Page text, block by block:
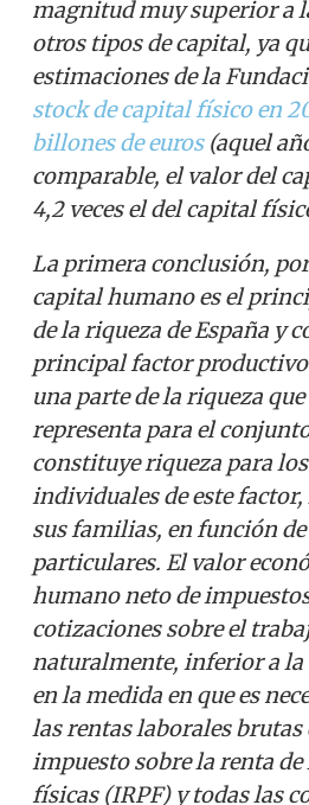
magnitud muy superior a
otros tipos de capital, ya
estimaciones de la
stock de capital físico en
billones de euros(aquel
comparable, el valor del
4,2 veces el del capital
La primera conclusión,
capital humano es el
de la riqueza de España y
principal factor
una parte de la riqueza
representa para el
constituye riqueza para
individuales de este
sus familias, en función
particulares. El valor
humano neto de
cotizaciones sobre el
naturalmente, inferior a la
en la medida en que es
las rentas laborales brutas
impuesto sobre la renta de
físicas (IRPF) y todas las